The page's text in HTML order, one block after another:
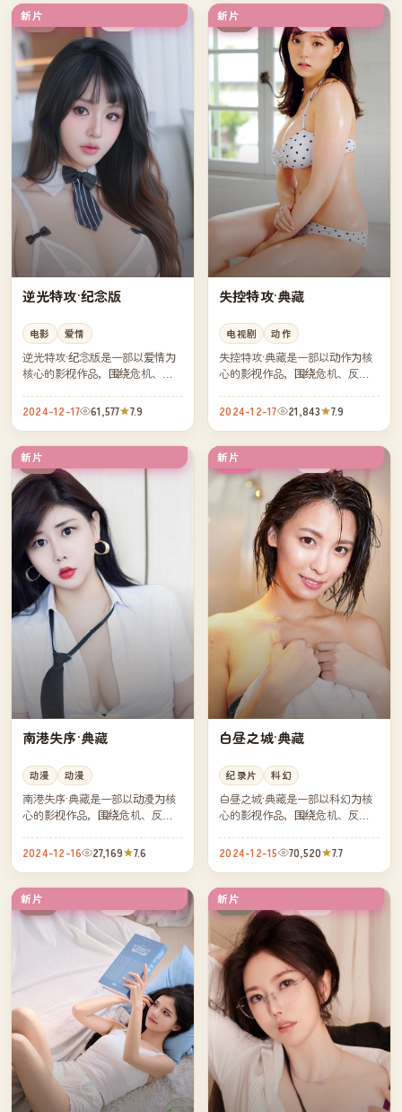
新片
中国
逆光特攻·纪念版
电影 爱情
逆光特攻·纪念版是一部以爱情为
核心的影视作品，围绕危机、反
凑，值得推荐观看。
2024-12-17 61,577 7.9
新片
英国
失控特攻·典藏
电视剧 动作
失控特攻·典藏是一部以动作为核
心的影视作品，围绕危机、反转
凑，值得推荐观看。
2024-12-17 21,843 7.9
新片
英国
南港失序·典藏
动漫 动漫
南港失序·典藏是一部以动漫为核
心的影视作品，围绕危机、反转
凑，值得推荐观看。
2024-12-16 27,169 7.6
新片
韩国
白昼之城·典藏
纪录片 科幻
白昼之城·典藏是一部以科幻为核
心的影视作品，围绕危机、反转
凑，值得推荐观看。
2024-12-15 70,520 7.7
新片
英国 新片
日本